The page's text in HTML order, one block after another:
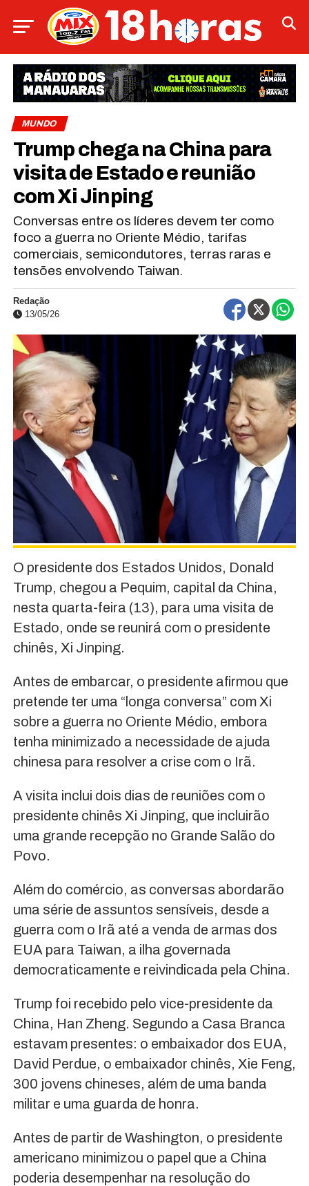
MUNDO
Trump chega na China para
visita de Estado e reunião
com Xi Jinping
Conversas entre os líderes devem ter como
foco a guerra no Oriente Médio, tarifas
comerciais, semicondutores, terras raras e
tensões envolvendo Taiwan.
Redação
13/05/26
O presidente dos Estados Unidos, Donald
Trump, chegou a Pequim, capital da China,
nesta quarta-feira (13), para uma visita de
Estado, onde se reunirá com o presidente
chinês, Xi Jinping.
Antes de embarcar, o presidente afirmou que
pretende ter uma “longa conversa” com Xi
sobre a guerra no Oriente Médio, embora
tenha minimizado a necessidade de ajuda
chinesa para resolver a crise com o Irã.
A visita inclui dois dias de reuniões com o
presidente chinês Xi Jinping, que incluirão
uma grande recepção no Grande Salão do
Povo.
Além do comércio, as conversas abordarão
uma série de assuntos sensíveis, desde a
guerra com o Irã até a venda de armas dos
EUA para Taiwan, a ilha governada
democraticamente e reivindicada pela China.
Trump foi recebido pelo vice-presidente da
China, Han Zheng. Segundo a Casa Branca
estavam presentes: o embaixador dos EUA,
David Perdue, o embaixador chinês, Xie Feng,
300 jovens chineses, além de uma banda
militar e uma guarda de honra.
Antes de partir de Washington, o presidente
americano minimizou o papel que a China
poderia desempenhar na resolução do